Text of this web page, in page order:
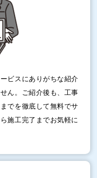
ビスにありがちな紹介
ん。ご紹介後も、工事
でを徹底して無料でサ
施工完了までお気軽に